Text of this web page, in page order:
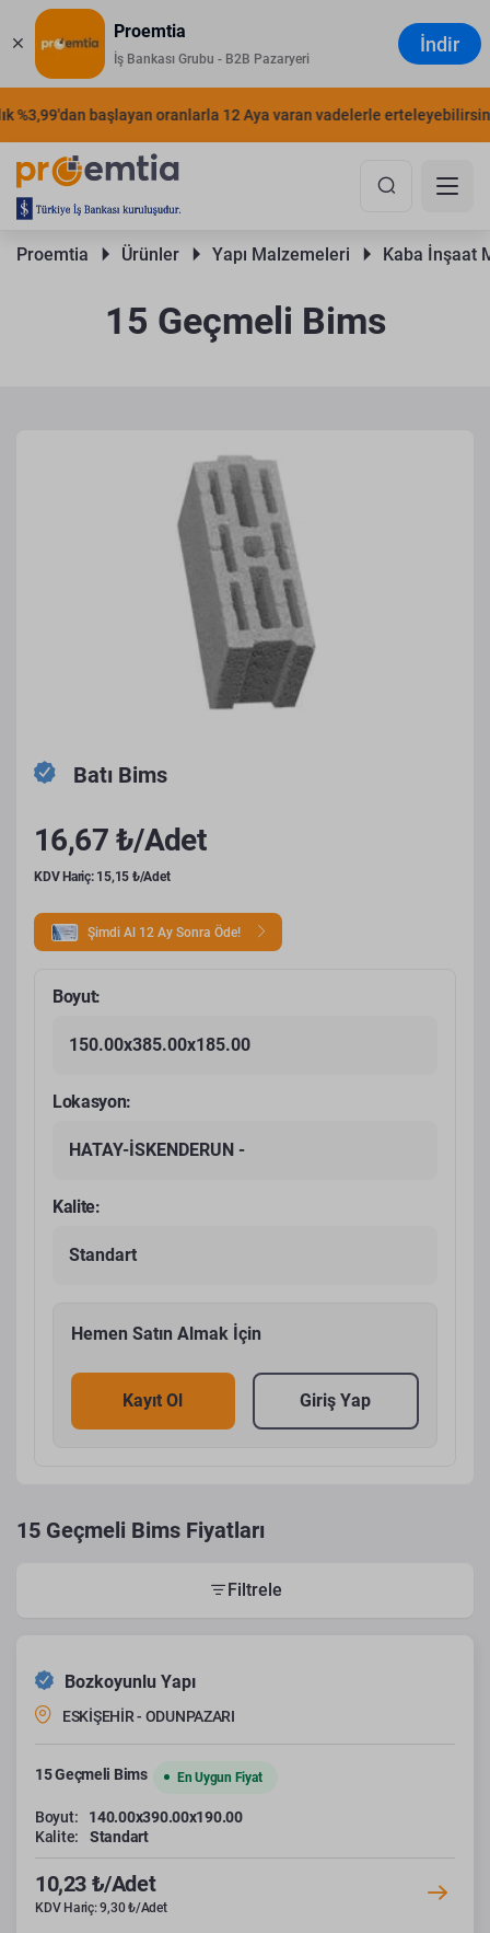
Proemtia
İş Bankası Grubu - B2B Pazaryeri
İndir
%3,99'dan başlayan oranlarla 12 Aya varan vadelerle erteleyebilirsiniz.
Proemtia Ürünler Yapı Malzemeleri Kaba İnşaat
15 Geçmeli Bims
Batı Bims
16,67 ₺/Adet
KDV Hariç: 15,15 ₺/Adet
Şimdi Al 12 Ay Sonra Öde!
Boyut:
150.00x385.00x185.00
Lokasyon:
HATAY-İSKENDERUN -
Kalite:
Standart
Hemen Satın Almak İçin
Kayıt Ol Giriş Yap
15 Geçmeli Bims Fiyatları
Filtrele
Bozkoyunlu Yapı
ESKİŞEHİR - ODUNPAZARI
15 Geçmeli Bims En Uygun Fiyat
Boyut:
140.00x390.00x190.00
Kalite:
Standart
10,23 ₺/Adet
KDV Hariç: 9,30 ₺/Adet